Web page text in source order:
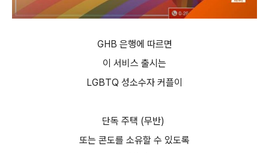
GHB 은행에 따르면
이 서비스 출시는
LGBTQ 성소수자 커플이
단독 주택 (무반)
또는 콘도를 소유할 수 있도록